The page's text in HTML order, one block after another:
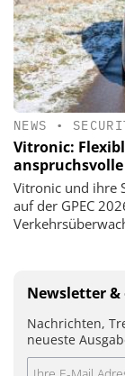
NEWS •
Vitronic:
Vitronic und ihre
auf der GPEC
Newsletter &
Nachrichten,
neueste